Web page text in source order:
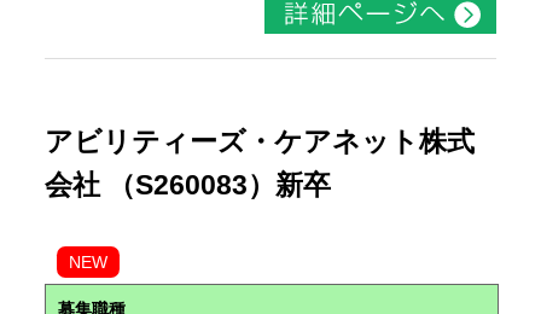
アビリティーズ・ケアネット株式
会社 （S260083）新卒
NEW
募集職種